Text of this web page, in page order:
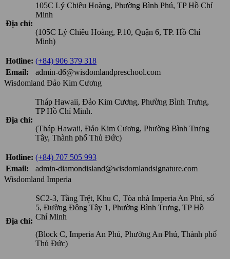
Địa chỉ:
105C Lý Chiêu Hoàng, Phường Bình Phú, TP Hồ Chí
Minh
(105C Lý Chiêu Hoàng, P.10, Quận 6, TP. Hồ Chí
Minh)
Hotline: (+84) 906 379 318
Email:
admin-d6@wisdomlandpreschool.com
Wisdomland Đảo Kim Cương
Địa chỉ:
Tháp Hawaii, Đảo Kim Cương, Phường Bình Trưng,
TP Hồ Chí Minh.
(Tháp Hawaii, Đảo Kim Cương, Phường Bình Trưng
Tây, Thành phố Thủ Đức)
Hotline: (+84) 707 505 993
Email:
admin-diamondisland@wisdomlandsignature.com
Wisdomland Imperia
Địa chỉ:
SC2-3, Tầng Trệt, Khu C, Tòa nhà Imperia An Phú, số
5, Đường Đông Tây 1, Phường Bình Trưng, TP Hồ
Chí Minh
(Block C, Imperia An Phú, Phường An Phú, Thành phố
Thủ Đức)